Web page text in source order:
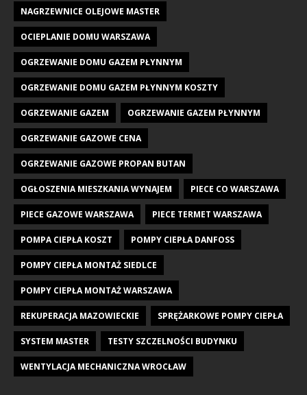
NAGRZEWNICE OLEJOWE MASTER
OCIEPLANIE DOMU WARSZAWA
OGRZEWANIE DOMU GAZEM PŁYNNYM
OGRZEWANIE DOMU GAZEM PŁYNNYM KOSZTY
OGRZEWANIE GAZEM OGRZEWANIE GAZEM PŁYNNYM
OGRZEWANIE GAZOWE CENA
OGRZEWANIE GAZOWE PROPAN BUTAN
OGŁOSZENIA MIESZKANIA WYNAJEM PIECE CO WARSZAWA
PIECE GAZOWE WARSZAWA PIECE TERMET WARSZAWA
POMPA CIEPŁA KOSZT POMPY CIEPŁA DANFOSS
POMPY CIEPŁA MONTAŻ SIEDLCE
POMPY CIEPŁA MONTAŻ WARSZAWA
REKUPERACJA MAZOWIECKIE SPRĘŻARKOWE POMPY CIEPŁA
SYSTEM MASTER TESTY SZCZELNOŚCI BUDYNKU
WENTYLACJA MECHANICZNA WROCŁAW